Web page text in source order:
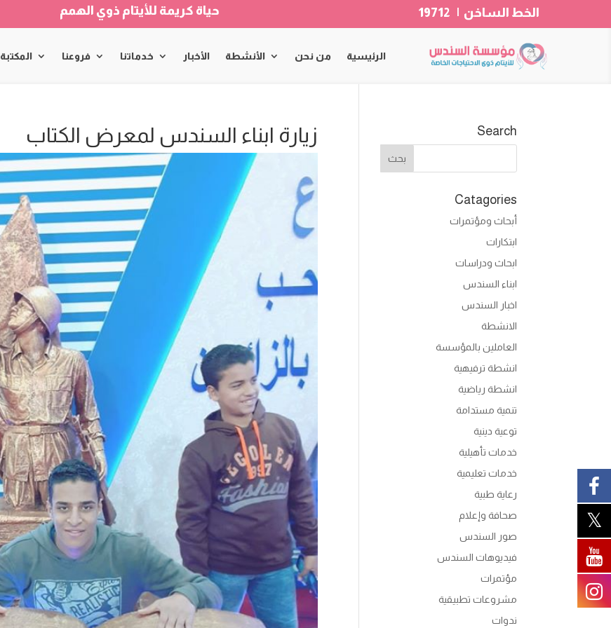
حياة كريمة للأيتام ذوي الهمم الخط الساخن | 19712
الرئيسية من نحن الأنشطة الأخبار خدماتنا فروعنا المكتبة
زيارة ابناء السندس لمعرض الكتاب Search
Catagories
أبحاث ومؤتمرات
ابتكارات
ابحاث ودراسات
ابناء السندس
اخبار السندس
الانشطة
العاملين بالمؤسسة
انشطة ترفيهية
انشطة رياضية
تنمية مستدامة
توعية دينية
خدمات تأهيلية
خدمات تعليمية
رعاية طبية
صحافة وإعلام
صور السندس
فيديوهات السندس
مؤتمرات
مشروعات تطبيقية
ندوات